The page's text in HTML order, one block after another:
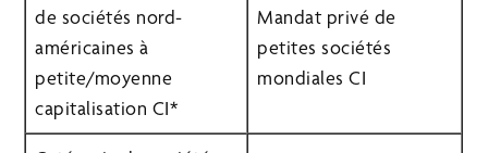
de sociétés nord-
américaines à
petite/moyenne
capitalisation CI*
Mandat privé de
petites sociétés
mondiales CI